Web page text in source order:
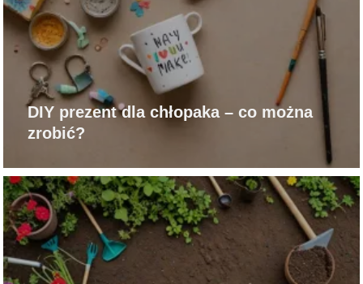
DIY prezent dla chłopaka – co można
zrobić?